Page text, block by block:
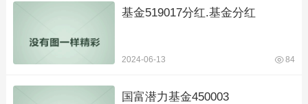
基金519017分红.基金分红
2024-06-13 84
国富潜力基金450003